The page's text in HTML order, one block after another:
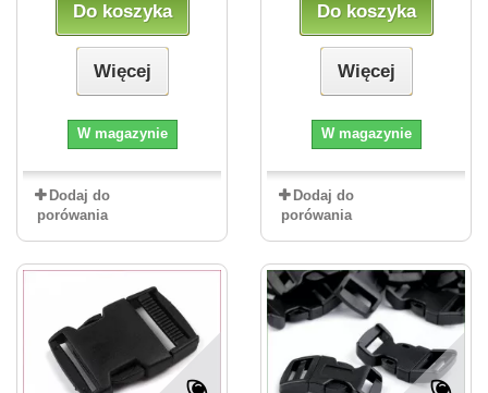
Do koszyka
Więcej
W magazynie
Dodaj do
porówania
Do koszyka
Więcej
W magazynie
Dodaj do
porówania